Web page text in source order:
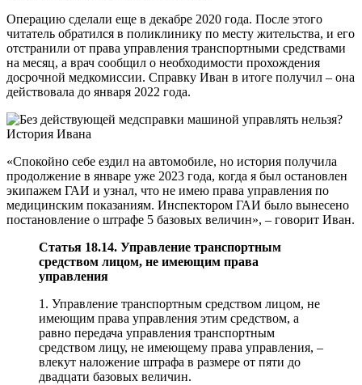
Операцию сделали еще в декабре 2020 года. После этого
читатель обратился в поликлинику по месту жительства, и его
отстранили от права управления транспортными средствами
на месяц, а врач сообщил о необходимости прохождения
досрочной медкомиссии. Справку Иван в итоге получил – она
действовала до января 2022 года.
«Спокойно себе ездил на автомобиле, но история получила
продолжение в январе уже 2023 года, когда я был остановлен
экипажем ГАИ и узнал, что не имею права управления по
медицинским показаниям. Инспектором ГАИ было вынесено
постановление о штрафе 5 базовых величин», – говорит Иван.
Статья 18.14. Управление транспортным
средством лицом, не имеющим права
управления
1. Управление транспортным средством лицом, не
имеющим права управления этим средством, а
равно передача управления транспортным
средством лицу, не имеющему права управления, –
влекут наложение штрафа в размере от пяти до
двадцати базовых величин.